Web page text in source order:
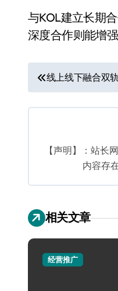
与KOL建立长期
深度合作则能增
文
章
线上线下融合双
【声明】：站长
内容存
相关文章
经营推广